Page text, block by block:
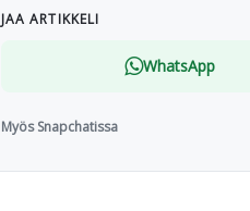
JAA ARTIKKELI
WhatsApp
Myös Snapchatissa